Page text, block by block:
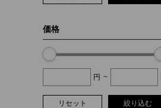
価格
円 ~
リセット 絞り込む